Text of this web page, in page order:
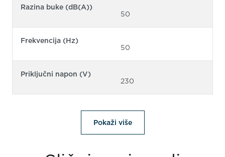
Razina buke (dB(A))
50
Frekvencija (Hz)
50
Priključni napon (V)
230
Pokaži više